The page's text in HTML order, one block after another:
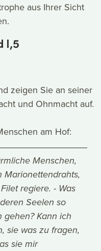
aus Ihrer Sicht
I,5
zeigen Sie an seiner
und Ohnmacht auf.
am Hof:
Menschen,
Marionettendrahts,
regiere. - Was
Seelen so
gehen? Kann ich
sie was zu fragen,
sie mir